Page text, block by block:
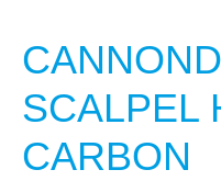
SCALPEL
CARBON